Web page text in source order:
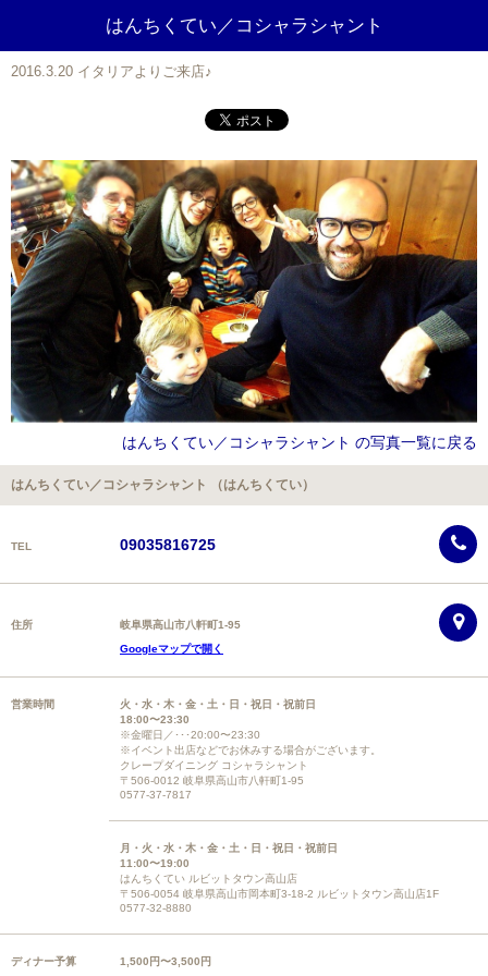
はんちくてい／コシャラシャント
2016.3.20 イタリアよりご来店♪
はんちくてい／コシャラシャント の写真一覧に戻る
はんちくてい／コシャラシャント （はんちくてい）
TEL 09035816725
住所
岐阜県高山市八軒町1-95
Googleマップで開く
営業時間
火・水・木・金・土・日・祝日・祝前日
18:00〜23:30
※金曜日／･･･20:00〜23:30
※イベント出店などでお休みする場合がございます。
クレープダイニング コシャラシャント
〒506-0012 岐阜県高山市八軒町1-95
0577-37-7817
月・火・水・木・金・土・日・祝日・祝前日
11:00〜19:00
はんちくてい ルビットタウン高山店
〒506-0054 岐阜県高山市岡本町3-18-2 ルビットタウン高山店1F
0577-32-8880
ディナー予算 1,500円〜3,500円